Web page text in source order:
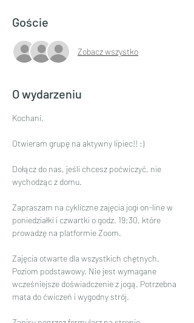
Goście
Zobacz wszystko
O wydarzeniu
Kochani,
Otwieram grupę na aktywny lipiec!! :)
Dołącz do nas, jeśli chcesz poćwiczyć, nie
wychodząc z domu.
Zapraszam na cykliczne zajęcia jogi on-line w
poniedziałki i czwartki o godz. 19:30, które
prowadzę na platformie Zoom.
Zajęcia otwarte dla wszystkich chętnych.
Poziom podstawowy. Nie jest wymagane
wcześniejsze doświadczenie z jogą. Potrzebna
mata do ćwiczeń i wygodny strój.